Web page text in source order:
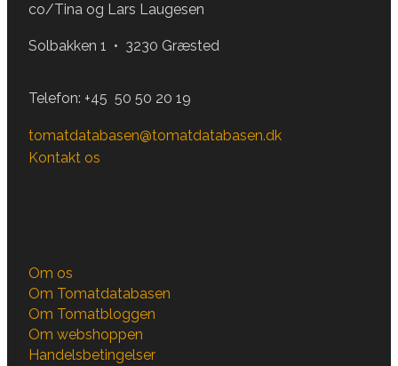
co/Tina og Lars Laugesen
Solbakken 1 • 3230 Græsted
Telefon: +45 50 50 20 19
tomatdatabasen@tomatdatabasen.dk
Kontakt os
Om os
Om Tomatdatabasen
Om Tomatbloggen
Om webshoppen
Handelsbetingelser